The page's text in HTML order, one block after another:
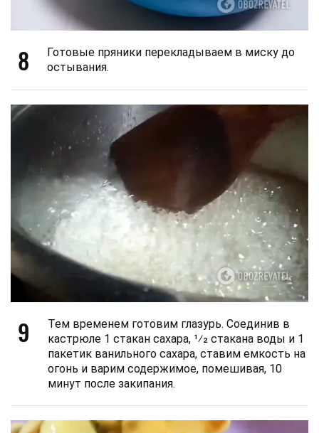
8
Готовые пряники перекладываем в миску до
остывания.
9
Тем временем готовим глазурь. Соединив в
кастрюле 1 стакан сахара, 1⁄2 стакана воды и 1
пакетик ванильного сахара, ставим емкость на
огонь и варим содержимое, помешивая, 10
минут после закипания.